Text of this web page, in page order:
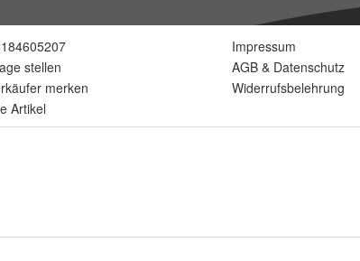
stellen
merken
Artikel
Impressum
AGB & Datenschutz
Widerrufsbelehrung